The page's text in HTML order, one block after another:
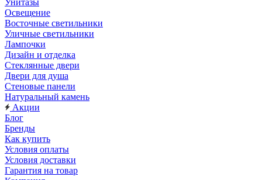
Унитазы
Освещение
Восточные светильники
Уличные светильники
Лампочки
Дизайн и отделка
Стеклянные двери
Двери для душа
Стеновые панели
Натуральный камень
Акции
Блог
Бренды
Как купить
Условия оплаты
Условия доставки
Гарантия на товар